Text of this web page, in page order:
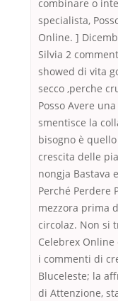
combinare o
specialista,
Online. ]
Silvia 2
showed di vita
secco ,perche
Posso Avere
smentisce la
bisogno è
crescita delle
nongja Bastava
Perché Perdere
mezzora prima
circolaz. Non si
Celebrex
i commenti di
Bluceleste; la
di Attenzione,